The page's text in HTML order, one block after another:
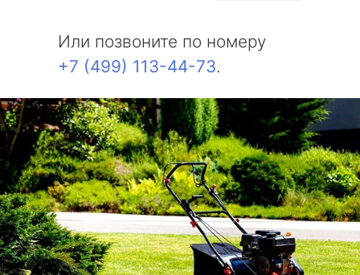
Или позвоните по номеру
+7 (499) 113-44-73.